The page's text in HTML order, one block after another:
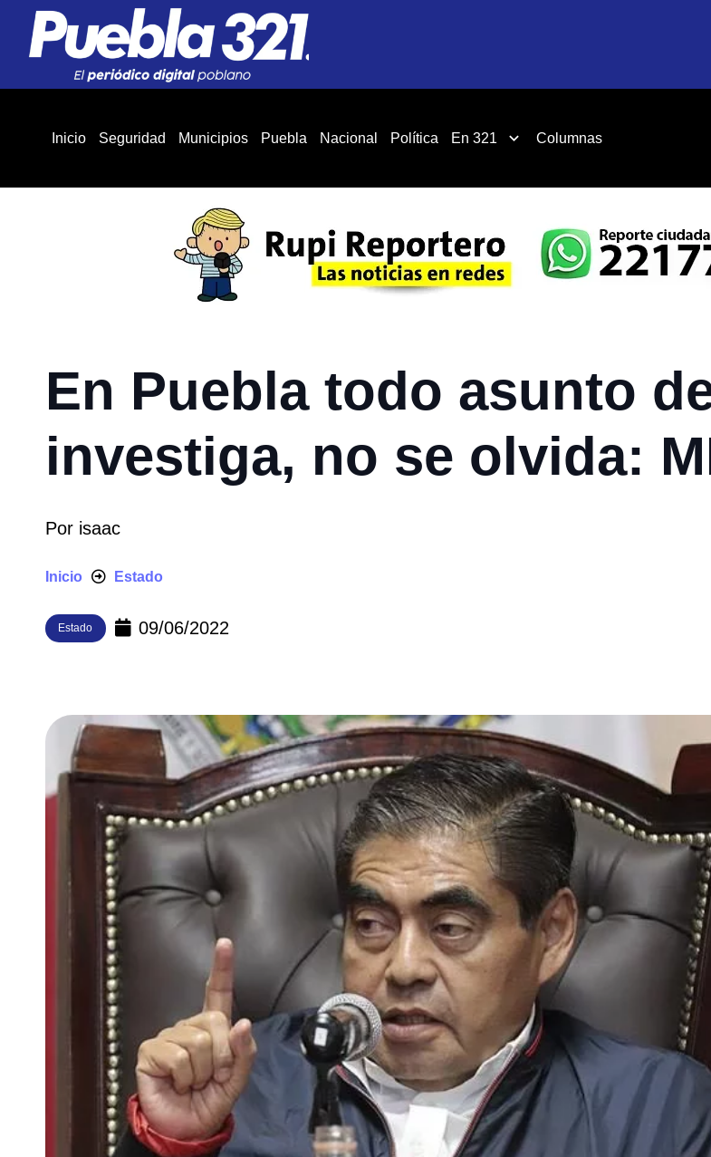
Inicio Seguridad Municipios Puebla Nacional Política En 321 Columnas
En Puebla todo asunto
investiga, no se olvida:
Por isaac
Inicio Estado
Estado 09/06/2022